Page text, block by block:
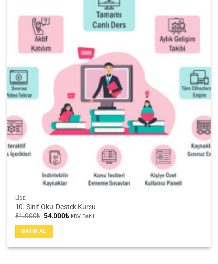
LİSE
10. Sınıf Okul Destek Kursu
81.000₺ Orijinal
81.000₺.
54.000₺Şu
KDV Dahil
SATIN AL